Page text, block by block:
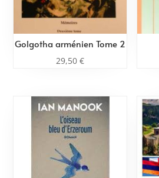
Golgotha arménien Tome 2
29,50€